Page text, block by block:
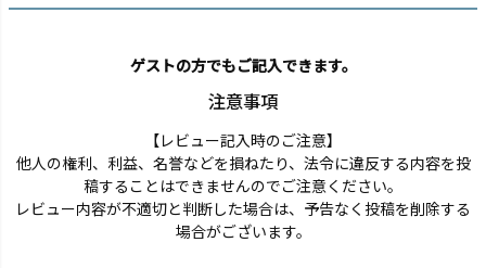
ゲストの方でもご記入できます。
注意事項
【レビュー記入時のご注意】
他人の権利、利益、名誉などを損ねたり、法令に違反する内容を投
稿することはできませんのでご注意ください。
レビュー内容が不適切と判断した場合は、予告なく投稿を削除する
場合がございます。